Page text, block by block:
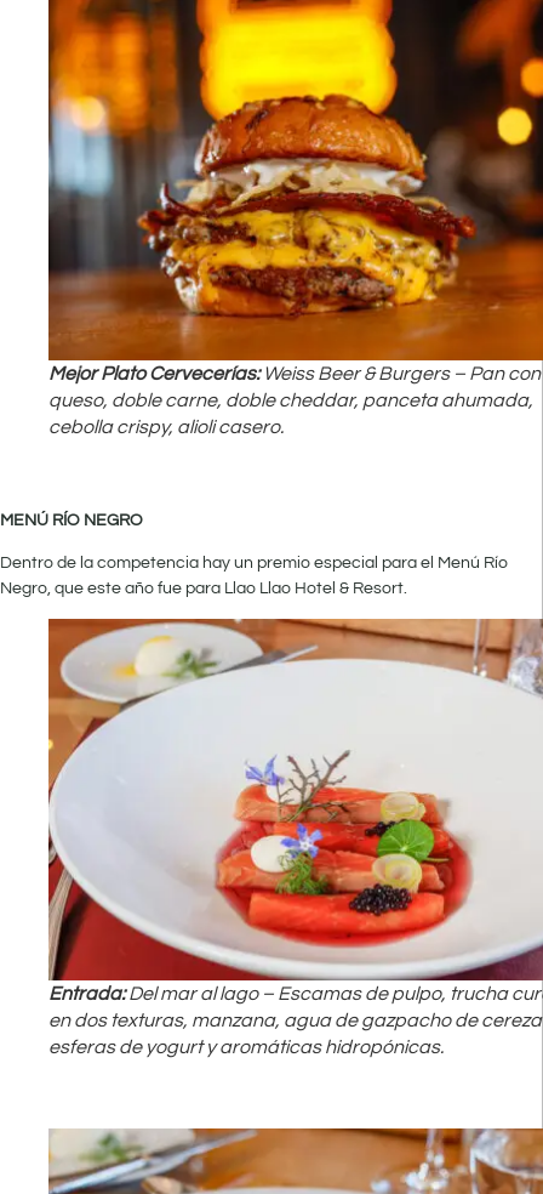
Mejor Plato Cervecerías:Weiss Beer & Burgers – Pan con
queso, doble carne, doble cheddar, panceta ahumada,
cebolla crispy, alioli casero.
MENÚ RÍO NEGRO
Dentro de la competencia hay un premio especial para el Menú Río
Negro, que este año fue para Llao Llao Hotel & Resort.
Entrada:Del mar al lago – Escamas de pulpo, trucha
en dos texturas, manzana, agua de gazpacho de
esferas de yogurt y aromáticas hidropónicas.